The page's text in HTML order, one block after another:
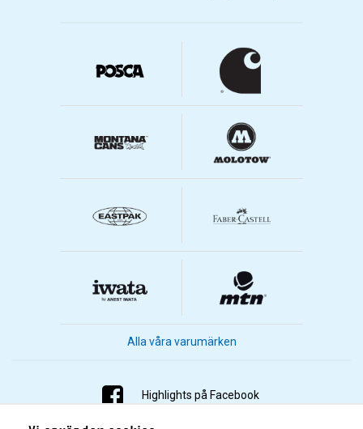
Alla våra varumärken
Highlights på Facebook